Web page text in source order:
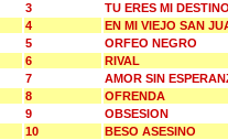
3
TU ERES MI
4
EN MI VIEJO SAN
5
ORFEO NEGRO
6
RIVAL
7
AMOR SIN
8
OFRENDA
9
OBSESION
10
BESO ASESINO